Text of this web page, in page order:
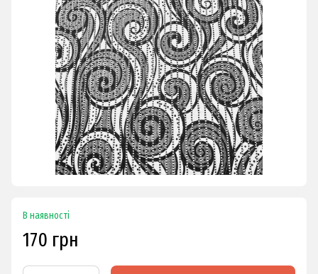
В наявності
170 грн